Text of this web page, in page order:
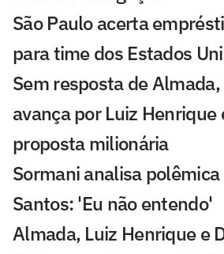
São Paulo acerta
para time dos Estados
Sem resposta de
avança por Luiz Henrique
proposta milionária
Sormani analisa
Santos: 'Eu não entendo'
Almada, Luiz Henrique e